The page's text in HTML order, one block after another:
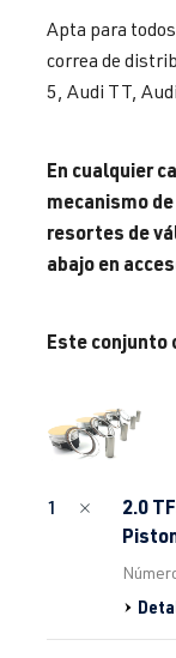
Apta para
correa de
5, Audi TT,
En cualquier
mecanismo
resortes de
abajo en
Este
1
2.0